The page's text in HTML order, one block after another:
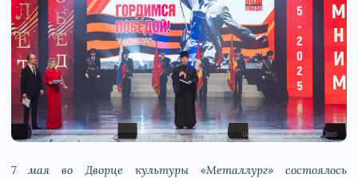
7 мая во Дворце культуры «Металлург» состоялось